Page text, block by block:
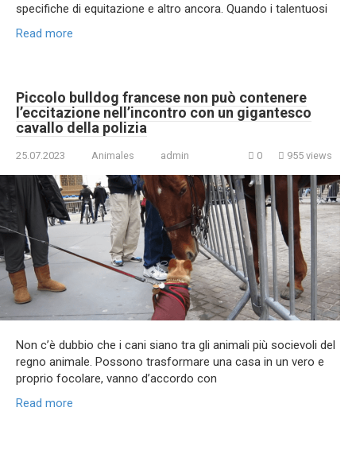
specifiche di equitazione e altro ancora. Quando i talentuosi
Read more
Piccolo bulldog francese non può contenere
l’eccitazione nell’incontro con un gigantesco
cavallo della polizia
25.07.2023 Animales admin 0 955 views
Non c’è dubbio che i cani siano tra gli animali più socievoli del
regno animale. Possono trasformare una casa in un vero e
proprio focolare, vanno d’accordo con
Read more